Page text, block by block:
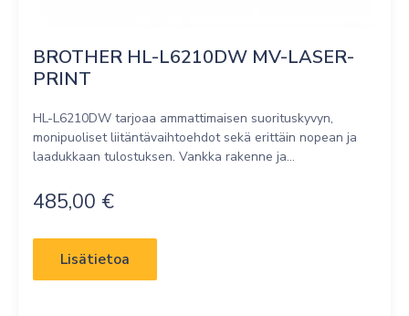
BROTHER HL-L6210DW MV-LASER-
PRINT
HL-L6210DW tarjoaa ammattimaisen suorituskyvyn,
monipuoliset liitäntävaihtoehdot sekä erittäin nopean ja
laadukkaan tulostuksen. Vankka rakenne ja...
485,00 €
Lisätietoa